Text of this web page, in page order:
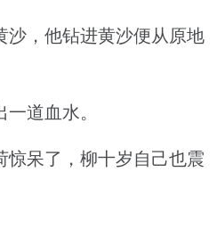
，他钻进黄沙便从原地
道血水。
呆了，柳十岁自己也震